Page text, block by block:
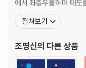
에서 좌충우돌하며 태도를 훈련하고
v)을 졸업하고, 서울 동
사로 섬기고 있다. 낮에
말로 다가가는 일에 관심
펼쳐보기
조명신의 다른 상품